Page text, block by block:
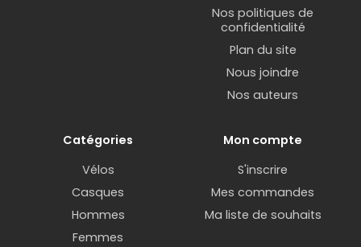
Nos politiques de
confidentialité
Plan du site
Nous joindre
Nos auteurs
Catégories
Vélos
Casques
Hommes
Femmes
Mon compte
S'inscrire
Mes commandes
Ma liste de souhaits